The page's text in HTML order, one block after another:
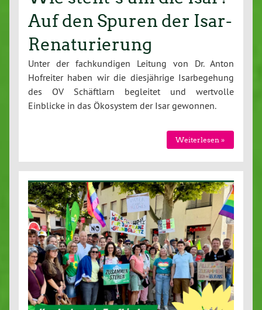
Auf den Spuren der Isar-
Renaturierung
Unter der fach­kun­di­gen Leitung von Dr. Anton
Hofreiter haben wir die dies­jäh­ri­ge Is­ar­be­ge­hung
des OV Schäft­larn begleitet und wertvolle
Einblicke in das Ökosystem der Isar gewonnen.
Wei­ter­le­sen »